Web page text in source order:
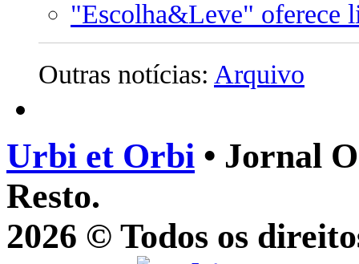
"Escolha&Leve" oferece
Outras notícias: Arquivo
Urbi et Orbi • Jornal
Resto.
2026 © Todos os